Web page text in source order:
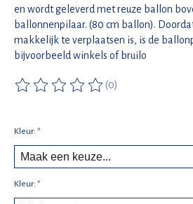
en wordt geleverd met reuze ballon
ballonnenpilaar. (80 cm ballon).
makkelijk te verplaatsen is, is de
bijvoorbeeld winkels of bruilo
De beoordeling van dit product is
(0)
Kleur: *
Kleur: *